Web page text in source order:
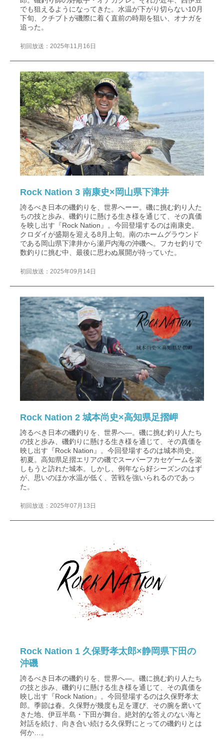
でも狙えるようになってきた。水温が下がり切らない10月
下旬、クチブトが磯際に着く直前の時期を狙い、オナガを
追った。
初回放送：2025年11月16日
Rock Nation 3 南康史×岡山県下津井
誇るべき日本の磯釣りを、世界へーー。磯に挑む釣り人た
ちの技と歩み、磯釣りに懸ける生き様を通じて、その真価
を映し出す『Rock Nation』。今回登場するのは南康史。
クロダイが盛期を迎える8月上旬。南のホームグラウンド
である岡山県下津井から瀬戸内海の沖磯へ。フカセ釣りで
数釣りに挑む中、最後に思わぬ展開が待っていた。
初回放送：2025年09月14日
Rock Nation 2 城本尚史×高知県足摺岬
誇るべき日本の磯釣りを、世界へ―。磯に挑む釣り人たち
の技と歩み、磯釣りに懸ける生き様を通じて、その真価を
映し出す『Rock Nation』。今回登場するのは城本尚史。
初夏。高知県足摺エリアの磯でスーパーフカセゲームを楽
しもうと訪れた城本。しかし、例年なら好シーズンのはず
が、思いのほか水温が低く、苦戦を強いられるのであっ
た。
初回放送：2025年07月13日
Rock Nation 1 久保野孝太郎×静岡県下田の
沖磯
誇るべき日本の磯釣りを、世界へ―。磯に挑む釣り人たち
の技と歩み、磯釣りに懸ける生き様を通じて、その真価を
映し出す『Rock Nation』。今回登場するのは久保野孝太
郎。季節は春。久保野が幾度も足を運び、その腕を磨いて
きた地、伊豆半島・下田が舞台。絶対的な答えのない海と
対話を続け、向き合い続ける久保野にとっての磯釣りとは
何か…。